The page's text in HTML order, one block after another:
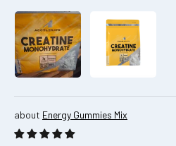
Energy Gummies Mix